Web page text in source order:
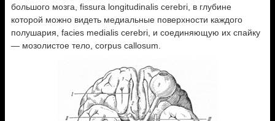
большого мозга, fissura longitudinalis cerebri, в глубине
которой можно видеть медиальные поверхности каждого
полушария, facies medialis cerebri, и соединяющую их спайку
— мозолистое тело, corpus callosum.